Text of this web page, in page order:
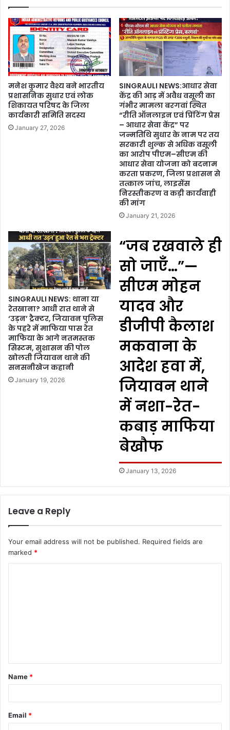
मनेश कुमार वैश्य बने भारतीय
प्रशासनिक सुधार एवं लोक
शिकायत परिषद के जिला
कार्यकारी समिति सदस्य
January 27, 2026
SINGRAULI NEWS:आधार सेवा
केंद्र की आड़ में अवैध वसूली का
गंभीर मामला बरगवां स्थित
“रीति ऑनलाइन एवं प्रिंटिंग प्रेस
– आधार सेवा केंद्र” पर
जन्मतिथि सुधार के नाम पर तय
सरकारी शुल्क से अधिक वसूली
का आरोप पीएम–सीएम की
आधार सेवा योजना को बदनाम
करता प्रकरण, जिला प्रशासन से
तत्काल जांच, लाइसेंस
निरस्तीकरण व कड़ी कार्यवाही
की मांग
January 21, 2026
SINGRAULI NEWS: थाना या
रेतखाना? आधी रात थाने से
‘उड़न’ ट्रैक्टर, जियावन पुलिस
के पहरे में माफिया पास रेत
माफिया के आगे नतमस्तक
सिस्टम, सुशासन की पोल
खोलती जियावन थाने की
सनसनीखेज कहानी
January 19, 2026
“जब रखवाले ही
सो जाएँ…”—
सीएम मोहन
यादव और
डीजीपी कैलाश
मकवाना के
आदेश हवा में,
जियावन थाने
में नशा-रेत-
कबाड़ माफिया
बेखौफ
January 13, 2026
Leave a Reply
Your email address will not be published. Required fields are
marked *
t
*
Name *
Email *